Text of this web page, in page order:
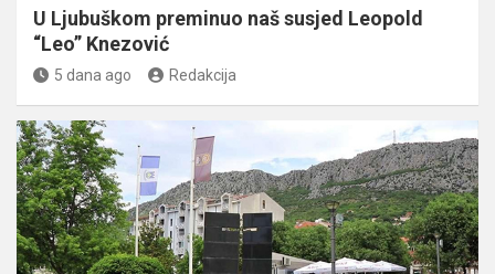
U Ljubuškom preminuo naš susjed Leopold
“Leo” Knezović
5 dana ago Redakcija